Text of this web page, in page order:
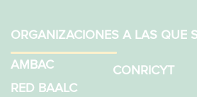
ORGANIZACIONES A LAS QUE
AMBAC
RED BAALC
CONRICYT